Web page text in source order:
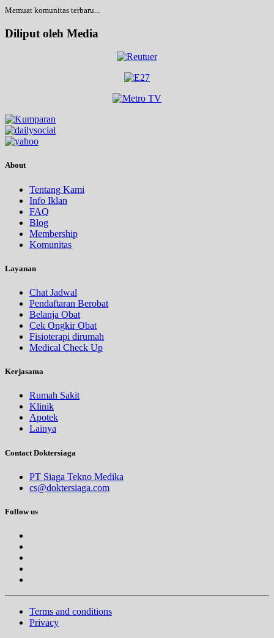
Memuat komunitas terbaru...
Diliput oleh Media
About
Tentang Kami
Info Iklan
FAQ
Blog
Membership
Komunitas
Layanan
Chat Jadwal
Pendaftaran Berobat
Belanja Obat
Cek Ongkir Obat
Fisioterapi dirumah
Medical Check Up
Kerjasama
Rumah Sakit
Klinik
Apotek
Lainya
Contact Doktersiaga
PT Siaga Tekno Medika
cs@doktersiaga.com
Follow us
Terms and conditions
Privacy